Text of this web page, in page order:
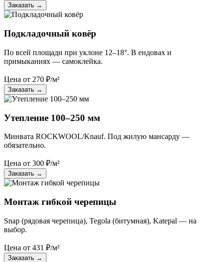
Заказать →
Подкладочный ковёр
По всей площади при уклоне 12–18°. В ендовах и
примыканиях — самоклейка.
Цена от 270 ₽/м²
Заказать →
Утепление 100–250 мм
Минвата ROCKWOOL/Knauf. Под жилую мансарду —
обязательно.
Цена от 300 ₽/м²
Заказать →
Монтаж гибкой черепицы
Snap (рядовая черепица), Tegola (битумная), Katepal — на
выбор.
Цена от 431 ₽/м²
Заказать →